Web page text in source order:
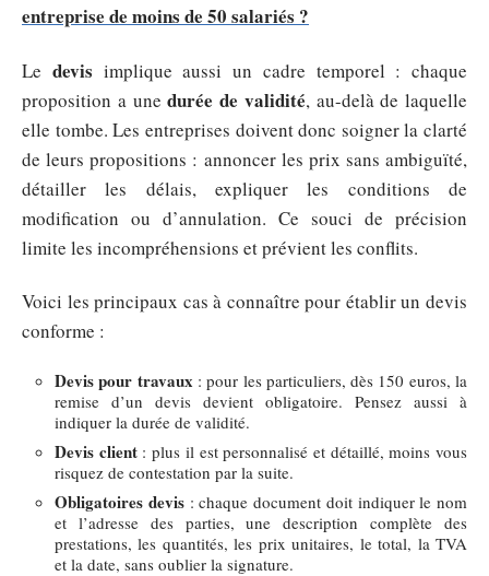
entreprise de moins de 50 salariés ?
Le devis implique aussi un cadre temporel : chaque
proposition a unedurée de validité, au-delà de laquelle
elle tombe. Les entreprises doivent donc soigner la clarté
de leurs propositions : annoncer les prix sans ambiguïté,
détailler les délais, expliquer les conditions de
modification ou d’annulation. Ce souci de précision
limite les incompréhensions et prévient les conflits.
Voici les principaux cas à connaître pour établir un devis
conforme :
Devis pour travaux : pour les particuliers, dès 150 euros, la
remise d’un devis devient obligatoire. Pensez aussi à
indiquer la durée de validité.
Devis client: plus il est personnalisé et détaillé, moins vous
risquez de contestation par la suite.
Obligatoires devis: chaque document doit indiquer le nom
et l’adresse des parties, une description complète des
prestations, les quantités, les prix unitaires, le total, la TVA
et la date, sans oublier la signature.